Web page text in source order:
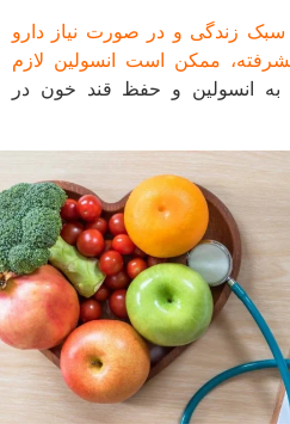
زندگی و در صورت نیاز دارو
ممکن است انسولین لازم
و حفظ قند خون در